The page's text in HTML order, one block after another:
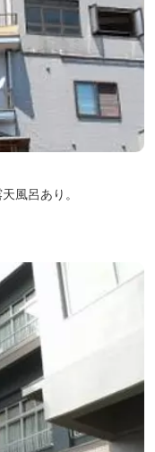
風呂あり。